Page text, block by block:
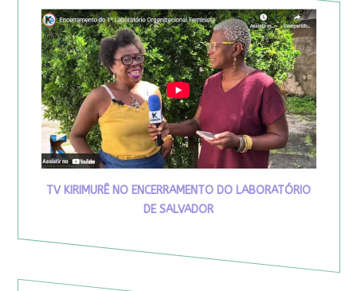
TV KIRIMURÊ NO ENCERRAMENTO DO LABORATÓRIO
DE SALVADOR